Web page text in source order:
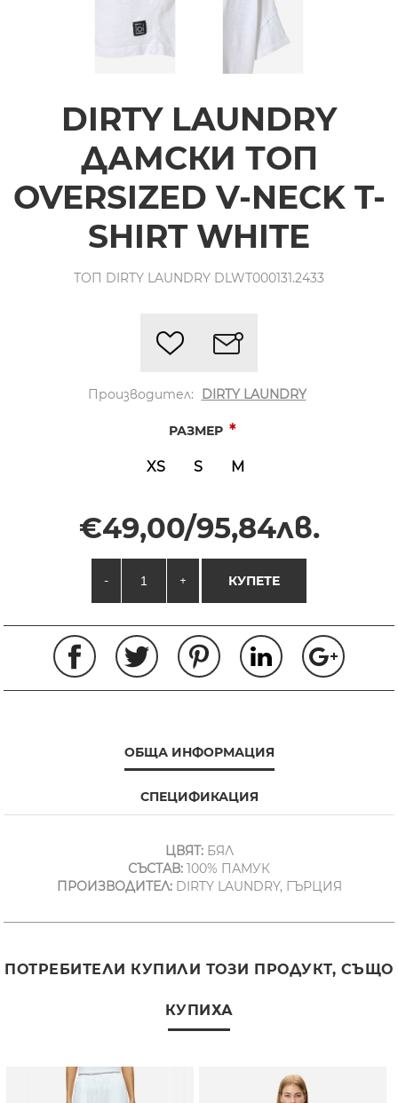
DIRTY LAUNDRY
ДАМСКИ ТОП
OVERSIZED V-NECK T-
SHIRT WHITE
ТОП DIRTY LAUNDRY DLWT000131.2433
Производител: DIRTY LAUNDRY
РАЗМЕР *
XS S M
€49,00/95,84лв.
- + КУПЕТЕ
ОБЩА ИНФОРМАЦИЯ
СПЕЦИФИКАЦИЯ
ЦВЯТ:БЯЛ
СЪСТАВ: 100% ПАМУК
ПРОИЗВОДИТЕЛ:DIRTY LAUNDRY, ГЪРЦИЯ
ПОТРЕБИТЕЛИ КУПИЛИ ТОЗИ ПРОДУКТ, СЪЩО
КУПИХА